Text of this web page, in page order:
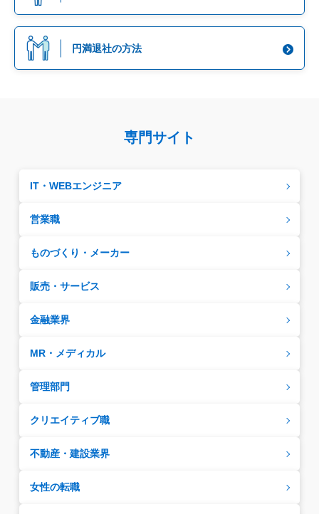
円満退社の方法
専門サイト
IT・WEBエンジニア
営業職
ものづくり・メーカー
販売・サービス
金融業界
MR・メディカル
管理部門
クリエイティブ職
不動産・建設業界
女性の転職